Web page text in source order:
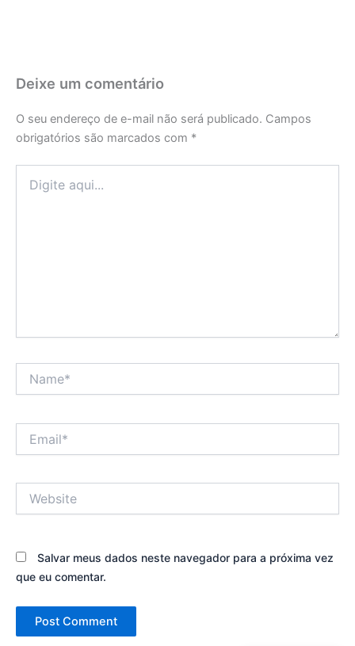
Deixe um comentário
O seu endereço de e-mail não será publicado. Campos
obrigatórios são marcados com *
aqui...
Salvar meus dados neste navegador para a próxima vez
que eu comentar.